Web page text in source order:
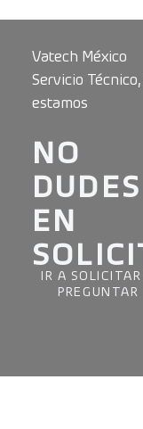
Vatech México
Servicio
estamos
NO
DUDES
EN
IR A SOLICITAR
PREGUNTAR